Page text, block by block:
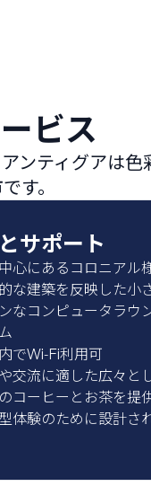
ビス
ンティグアは
す。
サポート
心にあるコロニアル
な建築を反映した小
なコンピュータラウ
でWi‑Fi利用可
交流に適した広々と
コーヒーとお茶を提
体験のために設計さ